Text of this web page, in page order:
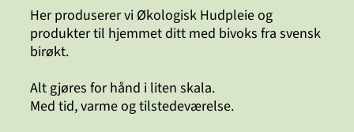
Her produserer vi Økologisk Hudpleie og
produkter til hjemmet ditt med bivoks fra svensk
birøkt.
Alt gjøres for hånd i liten skala.
Med tid, varme og tilstedeværelse.